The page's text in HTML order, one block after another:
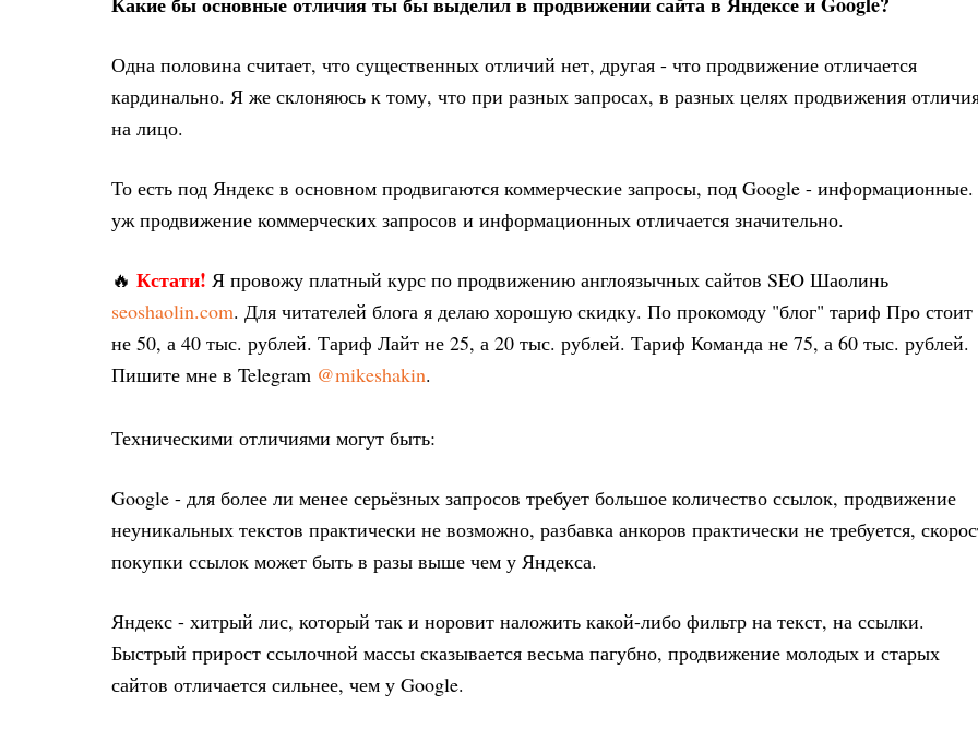
Одна половина считает, что существенных отличий нет, другая - что продвижение отличается
кардинально. Я же склоняюсь к тому, что при разных запросах, в разных целях продвижения
на лицо.
То есть под Яндекс в основном продвигаются коммерческие запросы, под Google -
уж продвижение коммерческих запросов и информационных отличается значительно.
🔥 Кстати! Я провожу платный курс по продвижению англоязычных сайтов SEO Шаолинь
seoshaolin.com. Для читателей блога я делаю хорошую скидку. По прокомоду "блог" тариф Про стоит
не 50, а 40 тыс. рублей. Тариф Лайт не 25, а 20 тыс. рублей. Тариф Команда не 75, а 60 тыс. рублей.
Пишите мне в Telegram @mikeshakin.
Техническими отличиями могут быть:
Google - для более ли менее серьёзных запросов требует большое количество ссылок, продвижение
неуникальных текстов практически не возможно, разбавка анкоров практически не требуется,
покупки ссылок может быть в разы выше чем у Яндекса.
Яндекс - хитрый лис, который так и норовит наложить какой-либо фильтр на текст, на ссылки.
Быстрый прирост ссылочной массы сказывается весьма пагубно, продвижение молодых и старых
сайтов отличается сильнее, чем у Google.